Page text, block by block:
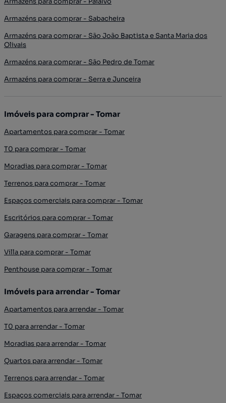
Armazéns para comprar - Sabacheira
Armazéns para comprar - São João Baptista e Santa Maria dos
Olivais
Armazéns para comprar - São Pedro de Tomar
Armazéns para comprar - Serra e Junceira
Imóveis para comprar - Tomar
Apartamentos para comprar - Tomar
T0 para comprar - Tomar
Moradias para comprar - Tomar
Terrenos para comprar - Tomar
Espaços comerciais para comprar - Tomar
Escritórios para comprar - Tomar
Garagens para comprar - Tomar
Villa para comprar - Tomar
Penthouse para comprar - Tomar
Imóveis para arrendar - Tomar
Apartamentos para arrendar - Tomar
T0 para arrendar - Tomar
Moradias para arrendar - Tomar
Quartos para arrendar - Tomar
Terrenos para arrendar - Tomar
Espaços comerciais para arrendar - Tomar